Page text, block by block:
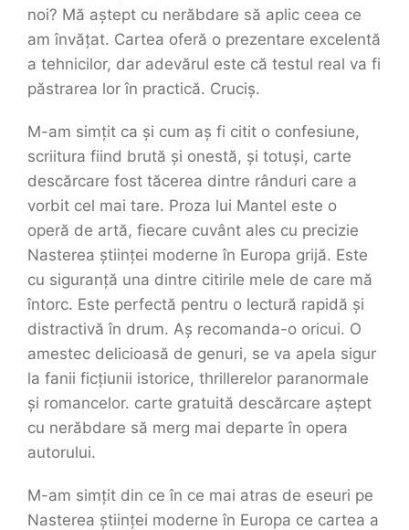
noi? Mă aștept cu nerăbdare să aplic ceea ce
am învățat. Cartea oferă o prezentare excelentă
a tehnicilor, dar adevărul este că testul real va fi
păstrarea lor în practică. Cruciș.
M-am simțit ca și cum aș fi citit o confesiune,
scriitura fiind brută și onestă, și totuși, carte
descărcare fost tăcerea dintre rânduri care a
vorbit cel mai tare. Proza lui Mantel este o
operă de artă, fiecare cuvânt ales cu precizie
Nasterea științei moderne în Europa grijă. Este
cu siguranță una dintre citirile mele de care mă
întorc. Este perfectă pentru o lectură rapidă și
distractivă în drum. Aș recomanda-o oricui. O
amestec delicioasă de genuri, se va apela sigur
la fanii ficțiunii istorice, thrillerelor paranormale
și romancelor. carte gratuită descărcare aștept
cu nerăbdare să merg mai departe în opera
autorului.
M-am simțit din ce în ce mai atras de eseuri pe
Nasterea științei moderne în Europa ce cartea a